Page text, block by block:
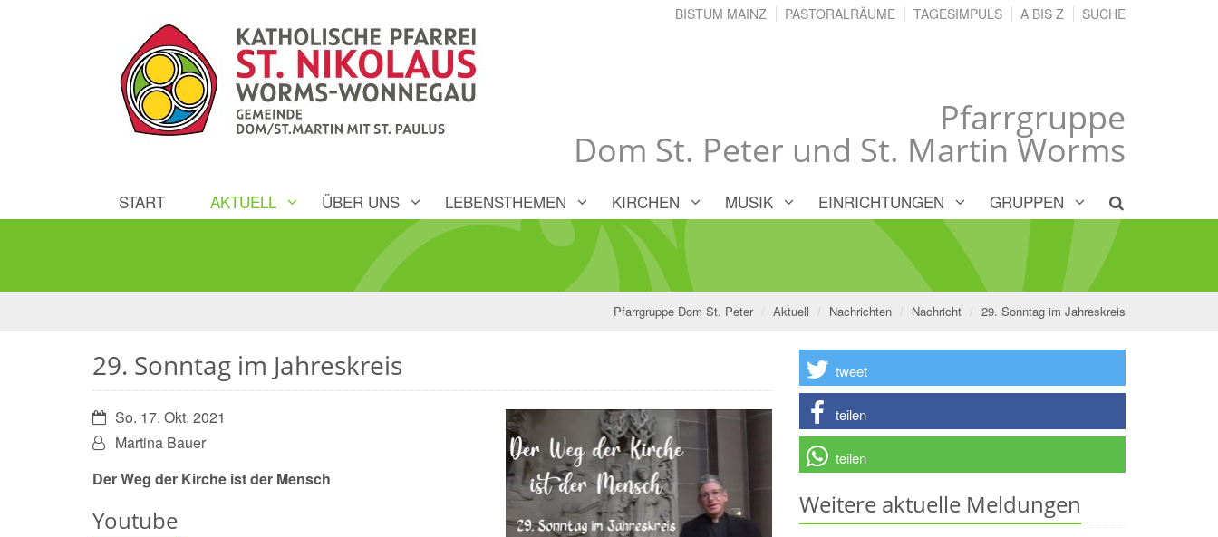
Pfarrgruppe
Dom St. Peter und St. Martin Worms
BISTUM MAINZ PASTORALRÄUME TAGESIMPULS A BIS Z SUCHE
START AKTUELL ÜBER UNS LEBENSTHEMEN KIRCHEN MUSIK EINRICHTUNGEN GRUPPEN
Pfarrgruppe Dom St. Peter Aktuell Nachrichten Nachricht 29. Sonntag im Jahreskreis
29. Sonntag im Jahreskreis
Datum:So. 17. Okt. 2021
Von:Martina Bauer
Der Weg der Kirche ist der Mensch
Youtube
tweet
teilen
teilen
Weitere aktuelle Meldungen